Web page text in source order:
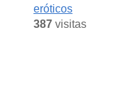
eróticos
387visitas